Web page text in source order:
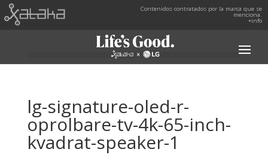
Contenidos contratados por la marca que se
menciona.
+info
lg-signature-oled-r-
oprolbare-tv-4k-65-inch-
kvadrat-speaker-1